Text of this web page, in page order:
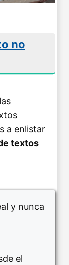
no
a enlistar
textos
y nunca
el